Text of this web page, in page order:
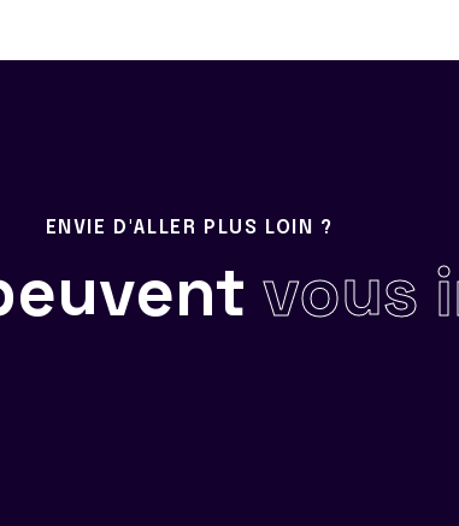
ENVIE D'ALLER PLUS LOIN ?
vous